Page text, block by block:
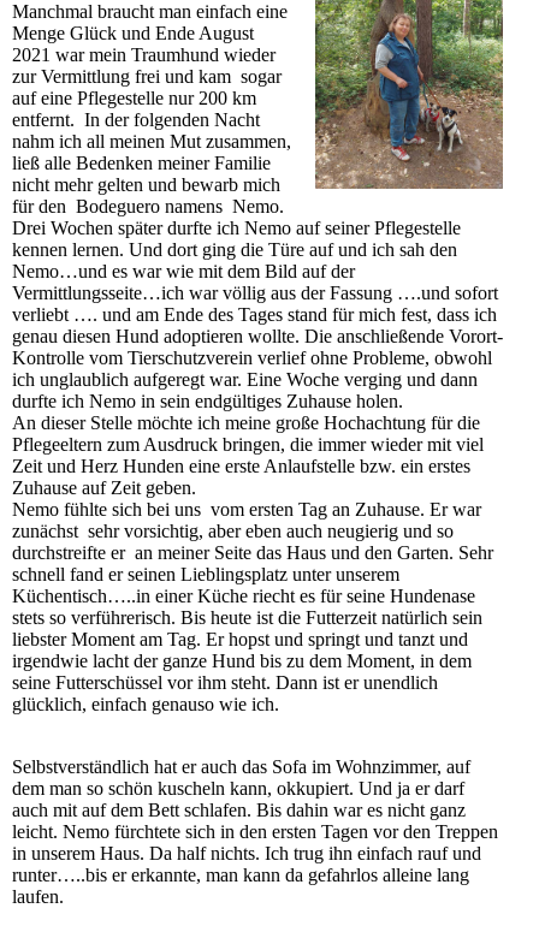
Manchmal braucht man einfach eine
Menge Glück und Ende August
2021 war mein Traumhund wieder
zur Vermittlung frei und kam sogar
auf eine Pflegestelle nur 200 km
entfernt. In der folgenden Nacht
nahm ich all meinen Mut zusammen,
ließ alle Bedenken meiner Familie
nicht mehr gelten und bewarb mich
für den Bodeguero namens Nemo.
Drei Wochen später durfte ich Nemo auf seiner Pflegestelle
kennen lernen. Und dort ging die Türe auf und ich sah den
Nemo…und es war wie mit dem Bild auf der
Vermittlungsseite…ich war völlig aus der Fassung ….und sofort
verliebt …. und am Ende des Tages stand für mich fest, dass ich
genau diesen Hund adoptieren wollte. Die anschließende Vorort-
Kontrolle vom Tierschutzverein verlief ohne Probleme, obwohl
ich unglaublich aufgeregt war. Eine Woche verging und dann
durfte ich Nemo in sein endgültiges Zuhause holen.
An dieser Stelle möchte ich meine große Hochachtung für die
Pflegeeltern zum Ausdruck bringen, die immer wieder mit viel
Zeit und Herz Hunden eine erste Anlaufstelle bzw. ein erstes
Zuhause auf Zeit geben.
Nemo fühlte sich bei uns vom ersten Tag an Zuhause. Er war
zunächst sehr vorsichtig, aber eben auch neugierig und so
durchstreifte er an meiner Seite das Haus und den Garten. Sehr
schnell fand er seinen Lieblingsplatz unter unserem
Küchentisch…..in einer Küche riecht es für seine Hundenase
stets so verführerisch. Bis heute ist die Futterzeit natürlich sein
liebster Moment am Tag. Er hopst und springt und tanzt und
irgendwie lacht der ganze Hund bis zu dem Moment, in dem
seine Futterschüssel vor ihm steht. Dann ist er unendlich
glücklich, einfach genauso wie ich.
Selbstverständlich hat er auch das Sofa im Wohnzimmer, auf
dem man so schön kuscheln kann, okkupiert. Und ja er darf
auch mit auf dem Bett schlafen. Bis dahin war es nicht ganz
leicht. Nemo fürchtete sich in den ersten Tagen vor den Treppen
in unserem Haus. Da half nichts. Ich trug ihn einfach rauf und
runter…..bis er erkannte, man kann da gefahrlos alleine lang
laufen.